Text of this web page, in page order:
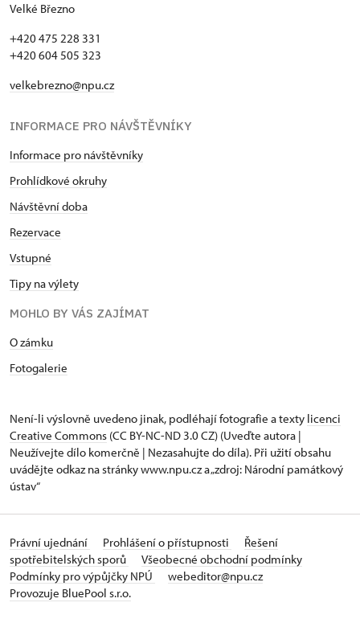
Velké Březno
+420 475 228 331
+420 604 505 323
velkebrezno@npu.cz
INFORMACE PRO NÁVŠTĚVNÍKY
Informace pro návštěvníky
Prohlídkové okruhy
Návštěvní doba
Rezervace
Vstupné
Tipy na výlety
MOHLO BY VÁS ZAJÍMAT
O zámku
Fotogalerie
Není-li výslovně uvedeno jinak, podléhají fotografie a texty licenci
Creative Commons (CC BY-NC-ND 3.0 CZ) (Uveďte autora |
Neužívejte dílo komerčně | Nezasahujte do díla). Při užití obsahu
uvádějte odkaz na stránky www.npu.cz a „zdroj: Národní památkový
ústav“
Právní ujednání Prohlášení o přístupnosti
Řešení
spotřebitelských sporů
Všeobecné obchodní podmínky
Podmínky pro výpůjčky NPÚ
webeditor@npu.cz
Provozuje BluePool s.r.o.